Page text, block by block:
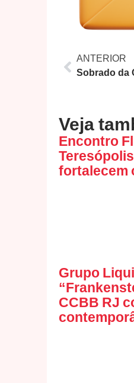
ANTERIOR
Veja
Encontro
fortalecem
Grupo
CCBB RJ